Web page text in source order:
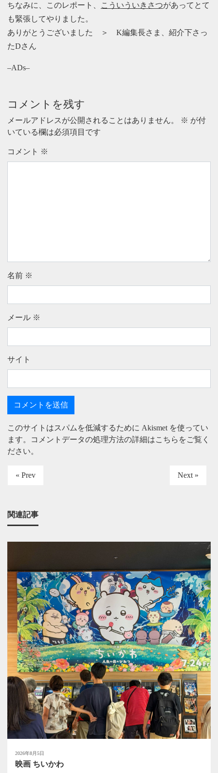
ちなみに、このレポート、
こういういきさつがあってとて
も緊張してやりました。
ありがとうございました ＞ K編集長さま、紹介下さっ
たDさん
–ADs–
コメントを残す
メールアドレスが公開されることはありません。 ※ が付
いている欄は必須項目です
コメント ※
名前 ※
メール ※
サイト
このサイトはスパムを低減するために Akismet を使ってい
ます。
コメントデータの処理方法の詳細はこちらをご覧く
ださい。
« Prev Next »
関連記事
2026年8月5日
映画 ちいかわ